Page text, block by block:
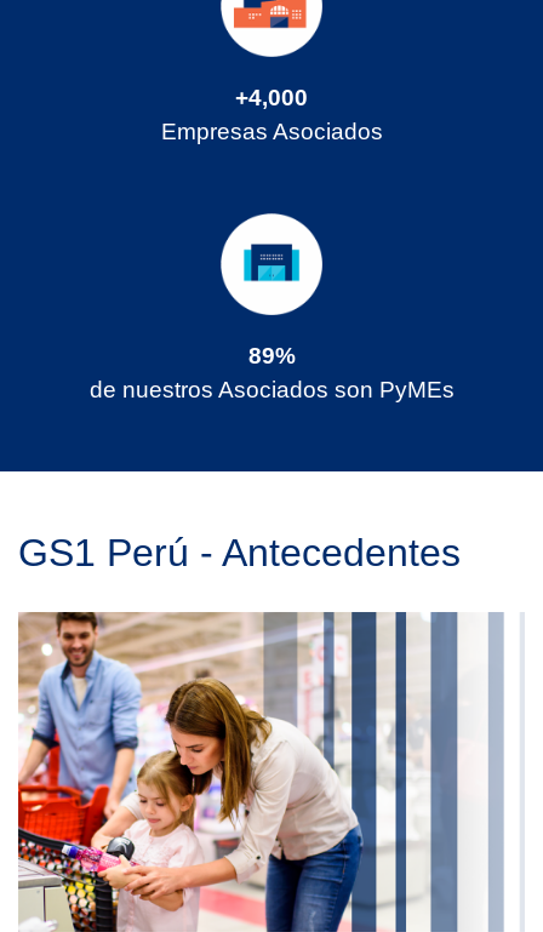
+4,000
Empresas Asociados
89%
de nuestros Asociados son PyMEs
GS1 Perú - Antecedentes